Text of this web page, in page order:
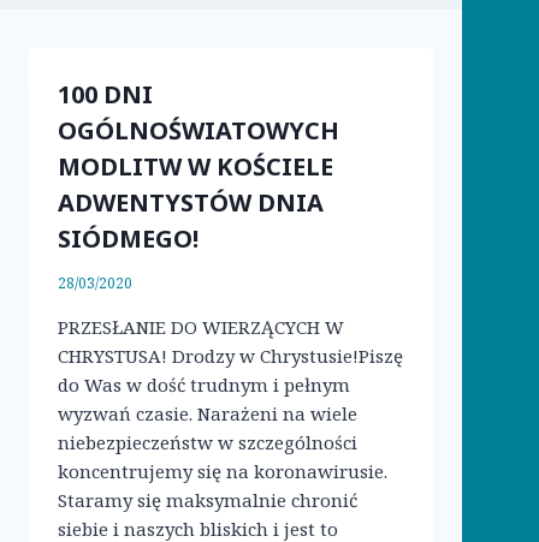
100 DNI
OGÓLNOŚWIATOWYCH
MODLITW W KOŚCIELE
ADWENTYSTÓW DNIA
SIÓDMEGO!
28/03/2020
PRZESŁANIE DO WIERZĄCYCH W
CHRYSTUSA! Drodzy w Chrystusie!Piszę
do Was w dość trudnym i pełnym
wyzwań czasie. Narażeni na wiele
niebezpieczeństw w szczególności
koncentrujemy się na koronawirusie.
Staramy się maksymalnie chronić
siebie i naszych bliskich i jest to